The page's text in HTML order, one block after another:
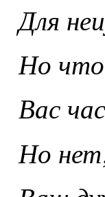
Для
Но что
Вас
Но